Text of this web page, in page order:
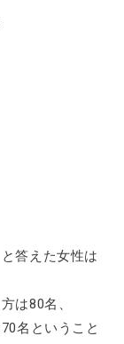
答えた女性は
は80名、
名ということ